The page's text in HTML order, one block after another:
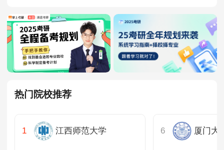
热门院校推荐
江西师范大学 厦门大